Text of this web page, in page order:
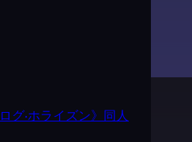
グ·ホライズン》同人